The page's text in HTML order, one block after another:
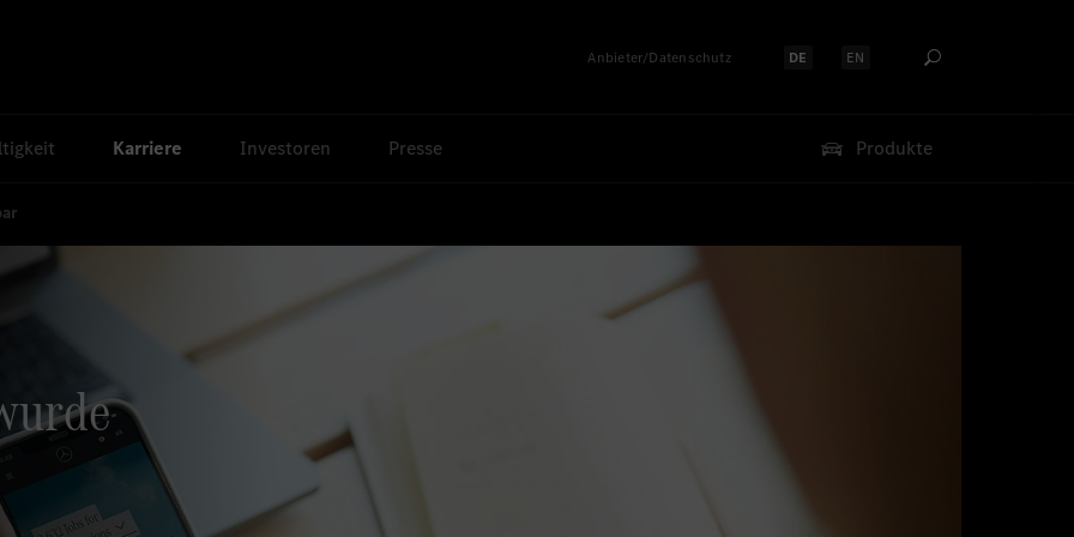
Anbieter/Datenschutz Sprache auswählen:
DE Sprache auswählen:
EN
Karriere Investoren Presse Produkte